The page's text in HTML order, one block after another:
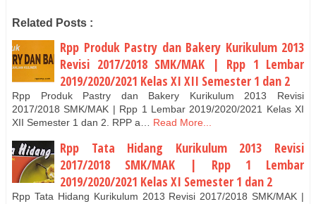
Related Posts :
Rpp Produk Pastry dan Bakery Kurikulum 2013
Revisi 2017/2018 SMK/MAK | Rpp 1 Lembar
2019/2020/2021 Kelas XI XII Semester 1 dan 2
Rpp Produk Pastry dan Bakery Kurikulum 2013 Revisi
2017/2018 SMK/MAK | Rpp 1 Lembar 2019/2020/2021 Kelas XI
XII Semester 1 dan 2. RPP a… Read More...
Rpp Tata Hidang Kurikulum 2013 Revisi
2017/2018 SMK/MAK | Rpp 1 Lembar
2019/2020/2021 Kelas XI Semester 1 dan 2
Rpp Tata Hidang Kurikulum 2013 Revisi 2017/2018 SMK/MAK |